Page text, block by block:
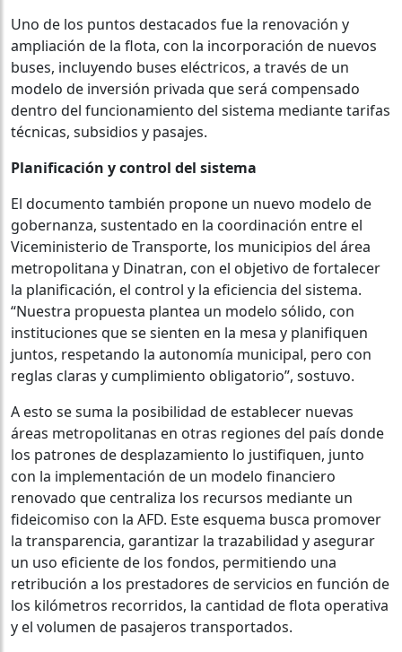
Uno de los puntos destacados fue la renovación y
ampliación de la flota, con la incorporación de nuevos
buses, incluyendo buses eléctricos, a través de un
modelo de inversión privada que será compensado
dentro del funcionamiento del sistema mediante tarifas
técnicas, subsidios y pasajes.
Planificación y control del sistema
El documento también propone un nuevo modelo de
gobernanza, sustentado en la coordinación entre el
Viceministerio de Transporte, los municipios del área
metropolitana y Dinatran, con el objetivo de fortalecer
la planificación, el control y la eficiencia del sistema.
“Nuestra propuesta plantea un modelo sólido, con
instituciones que se sienten en la mesa y planifiquen
juntos, respetando la autonomía municipal, pero con
reglas claras y cumplimiento obligatorio”, sostuvo.
A esto se suma la posibilidad de establecer nuevas
áreas metropolitanas en otras regiones del país donde
los patrones de desplazamiento lo justifiquen, junto
con la implementación de un modelo financiero
renovado que centraliza los recursos mediante un
fideicomiso con la AFD. Este esquema busca promover
la transparencia, garantizar la trazabilidad y asegurar
un uso eficiente de los fondos, permitiendo una
retribución a los prestadores de servicios en función de
los kilómetros recorridos, la cantidad de flota operativa
y el volumen de pasajeros transportados.